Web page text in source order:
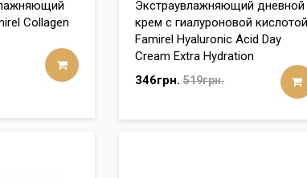
Collagen
Экстраувлажняющий дневной
крем с гиалуроновой кислотой
Famirel Hyaluronic Acid Day
Cream Extra Hydration
346грн. 519грн.